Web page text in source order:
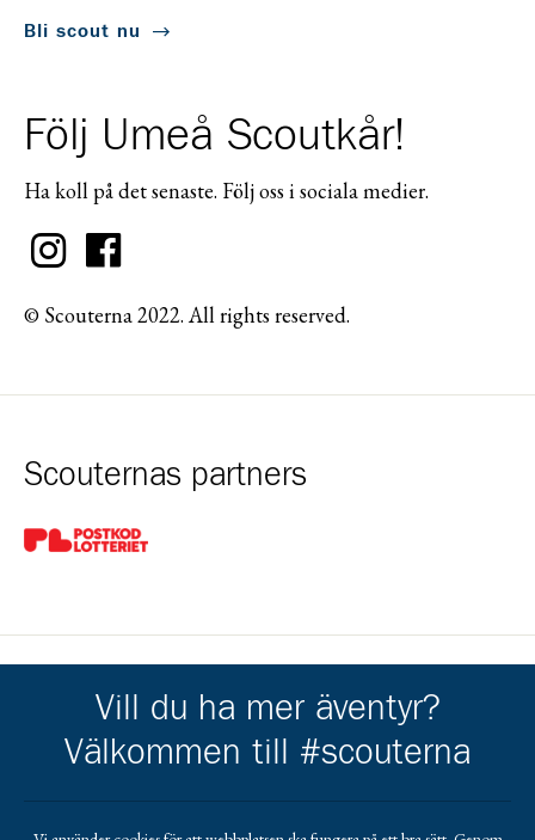
Bli scout nu
Följ Umeå Scoutkår!
Ha koll på det senaste. Följ oss i sociala medier.
© Scouterna 2022. All rights reserved.
Scouternas partners
Gå till pl_50
Umeå Scoutkår får stöd av
Gå till https://nordelektro.se/
Gå till https://www.umea.se/upplevaochgora/
Gå till https://trangia.se/Gå till https://
Vill du ha mer äventyr?
Välkommen till #scouterna